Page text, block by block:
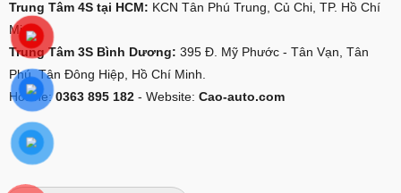
Trung Tâm 4S tại HCM: KCN Tân Phú Trung, Củ Chi, TP. Hồ Chí
Minh.
Trung Tâm 3S Bình Dương: 395 Đ. Mỹ Phước - Tân Vạn, Tân
Phú, Tân Đông Hiệp, Hồ Chí Minh.
Hotline:0363 895 182 - Website: Cao-auto.com